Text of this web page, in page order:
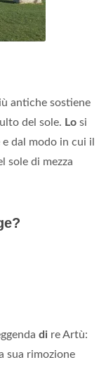
antiche sostiene
del sole. Lo si
dal modo in cui il
sole di mezza
di re Artù:
sua rimozione